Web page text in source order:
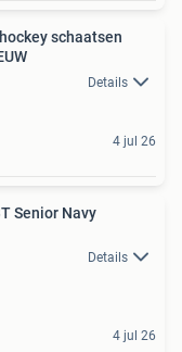
schaatsen
Details
4 jul 26
Senior Navy
Details
4 jul 26